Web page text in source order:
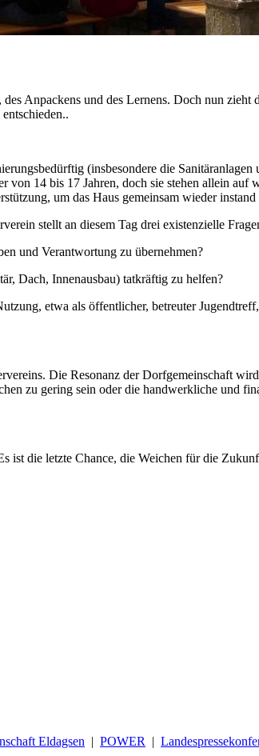
Anpackens und des Lernens. Doch nun
(insbesondere die
14 bis 17 Jahren, doch sie stehen allein auf
um das Haus gemeinsam wieder
stellt an diesem Tag drei existenzielle
und Verantwortung zu übernehmen?
Dach, Innenausbau) tatkräftig zu helfen?
etwa als öffentlicher, betreuter
Die Resonanz der Dorfgemeinschaft
zu gering sein oder die handwerkliche und
ist die letzte Chance, die Weichen für die
Eldagsen | POWER |